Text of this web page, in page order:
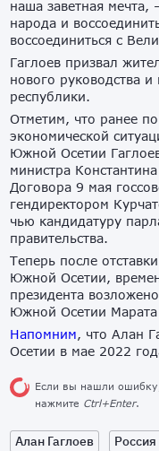
наша заветная мечта,
народа и
воссоединиться с
Гаглоев призвал
нового руководства
республики.
Отметим, что ранее
экономической
Южной Осетии
министра
Договора 9 мая
гендиректором
чью кандидатуру
правительства.
Теперь после
Южной Осетии,
президента
Южной Осетии
Напомним, что Алан
Осетии в мае 2022
Если вы нашли
нажмите Ctrl+Enter.
Алан Гаглоев Россия